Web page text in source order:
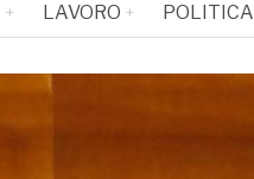
LAVORO POLITICA